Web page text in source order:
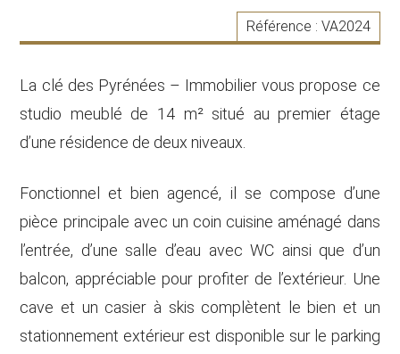
Référence : VA2024
La clé des Pyrénées – Immobilier vous propose ce
studio meublé de 14 m² situé au premier étage
d’une résidence de deux niveaux.
Fonctionnel et bien agencé, il se compose d’une
pièce principale avec un coin cuisine aménagé dans
l’entrée, d’une salle d’eau avec WC ainsi que d’un
balcon, appréciable pour profiter de l’extérieur. Une
cave et un casier à skis complètent le bien et un
stationnement extérieur est disponible sur le parking